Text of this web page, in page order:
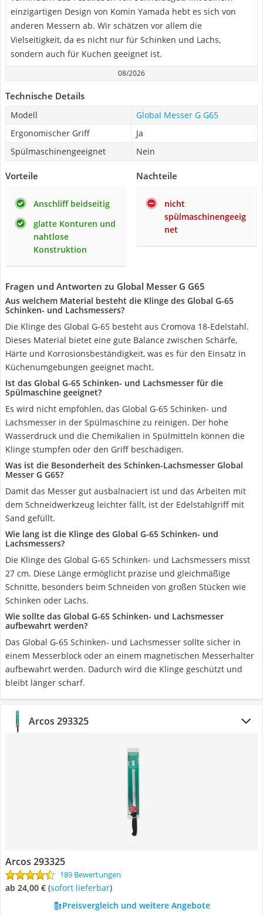
einzigartigen Design von Komin Yamada hebt es sich von
anderen Messern ab. Wir schätzen vor allem die
Vielseitigkeit, da es nicht nur für Schinken und Lachs,
sondern auch für Kuchen geeignet ist.
08/2026
Technische Details
Modell
Global Messer G G65
Ergonomischer Griff
Ja
Spülmaschinengeeignet
Nein
Vorteile
Anschliff beidseitig
glatte Konturen und
nahtlose
Konstruktion
Nachteile
nicht
spülmaschinengeeig
net
Fragen und Antworten zu Global Messer G G65
Aus welchem Material besteht die Klinge des Global G-65
Schinken- und Lachsmessers?
Die Klinge des Global G-65 besteht aus Cromova 18-Edelstahl.
Dieses Material bietet eine gute Balance zwischen Schärfe,
Härte und Korrosionsbeständigkeit, was es für den Einsatz in
Küchenumgebungen geeignet macht.
Ist das Global G-65 Schinken- und Lachsmesser für die
Spülmaschine geeignet?
Es wird nicht empfohlen, das Global G-65 Schinken- und
Lachsmesser in der Spülmaschine zu reinigen. Der hohe
Wasserdruck und die Chemikalien in Spülmitteln können die
Klinge stumpfen oder den Griff beschädigen.
Was ist die Besonderheit des Schinken-Lachsmesser Global
Messer G G65?
Damit das Messer gut ausbalnaciert ist und das Arbeiten mit
dem Schneidwerkzeug leichter fällt, ist der Edelstahlgriff mit
Sand gefüllt.
Wie lang ist die Klinge des Global G-65 Schinken- und
Lachsmessers?
Die Klinge des Global G-65 Schinken- und Lachsmessers misst
27 cm. Diese Länge ermöglicht präzise und gleichmäßige
Schnitte, besonders beim Schneiden von großen Stücken wie
Schinken oder Lachs.
Wie sollte das Global G-65 Schinken- und Lachsmesser
aufbewahrt werden?
Das Global G-65 Schinken- und Lachsmesser sollte sicher in
einem Messerblock oder an einem magnetischen Messerhalter
aufbewahrt werden. Dadurch wird die Klinge geschützt und
bleibt länger scharf.
Arcos 293325
Arcos 293325
189 Bewertungen
ab 24,00 € ( Sofort lieferbar)
Preisvergleich und weitere Angebote